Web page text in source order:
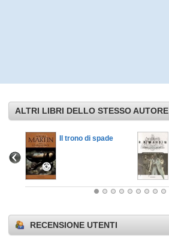
ALTRI LIBRI DELLO STESSO AUTORE
Il trono di spade
RECENSIONE UTENTI